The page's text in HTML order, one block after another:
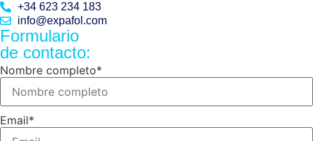
+34 623 234 183
info@expafol.com
Formulario
de contacto:
Nombre completo*
Email*